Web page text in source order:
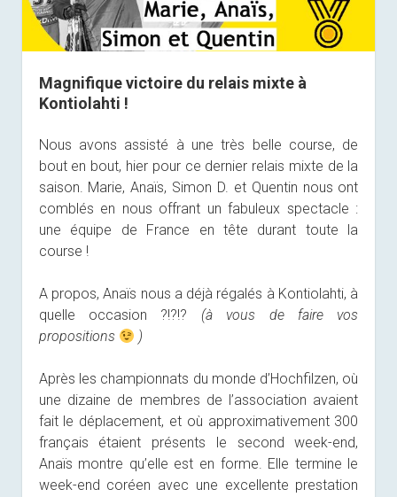
Magnifique victoire du relais mixte à
Kontiolahti !
Nous avons assisté à une très belle course, de
bout en bout, hier pour ce dernier relais mixte de la
saison. Marie, Anaïs, Simon D. et Quentin nous ont
comblés en nous offrant un fabuleux spectacle :
une équipe de France en tête durant toute la
course !
A propos, Anaïs nous a déjà régalés à Kontiolahti, à
quelle occasion ?!?!? (à vous de faire vos
propositions
)
Après les championnats du monde d’Hochfilzen, où
une dizaine de membres de l’association avaient
fait le déplacement, et où approximativement 300
français étaient présents le second week-end,
Anaïs montre qu’elle est en forme. Elle termine le
week-end coréen avec une excellente prestation